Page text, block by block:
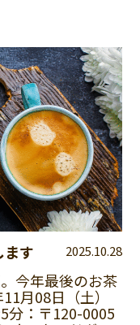
ます 2025.10.28
今年最後のお茶
月08日（土）
分：〒120-0005